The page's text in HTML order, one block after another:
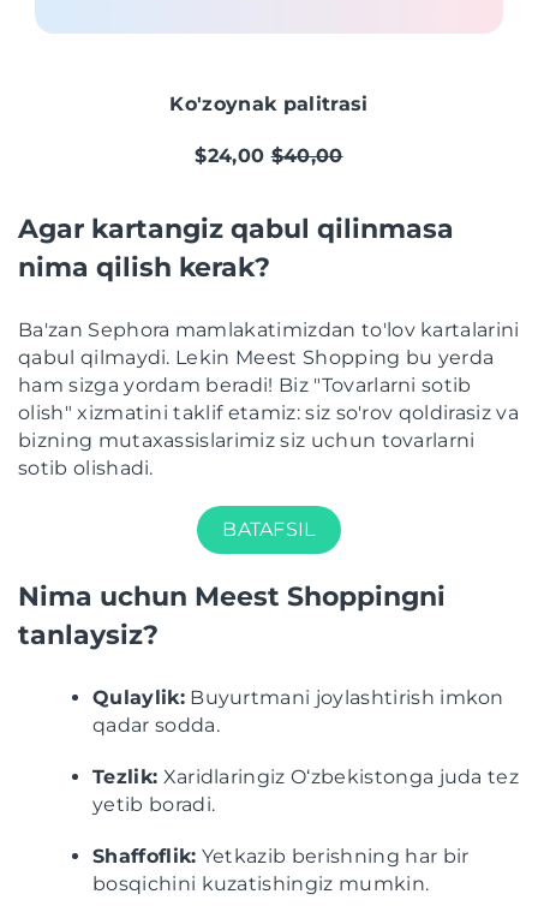
Ko'zoynak palitrasi
$24,00$40,00
Agar kartangiz qabul qilinmasa
nima qilish kerak?
Ba'zan Sephora mamlakatimizdan to'lov kartalarini
qabul qilmaydi. Lekin Meest Shopping bu yerda
ham sizga yordam beradi! Biz "Tovarlarni sotib
olish" xizmatini taklif etamiz: siz so'rov qoldirasiz va
bizning mutaxassislarimiz siz uchun tovarlarni
sotib olishadi.
BATAFSIL
Nima uchun Meest Shoppingni
tanlaysiz?
Qulaylik:Buyurtmani joylashtirish imkon
qadar sodda.
Tezlik: Xaridlaringiz O‘zbekistonga juda tez
yetib boradi.
Shaffoflik: Yetkazib berishning har bir
bosqichini kuzatishingiz mumkin.